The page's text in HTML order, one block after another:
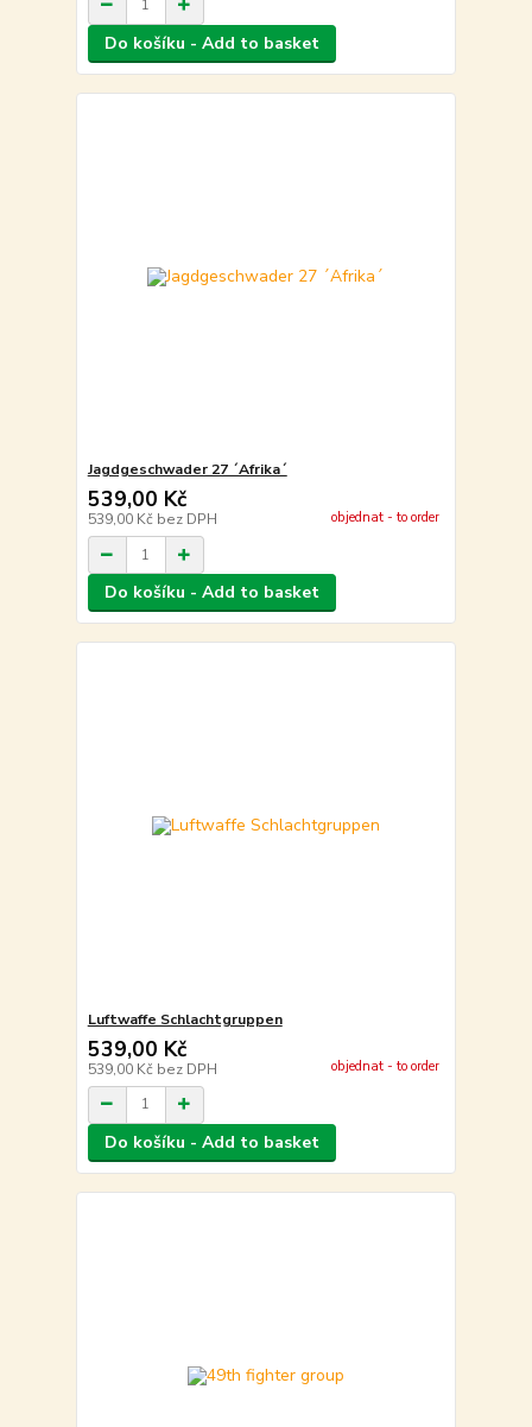
Do košíku - Add to basket
Jagdgeschwader 27 ´Afrika´
539,00 Kč
539,00 Kč bez DPH objednat - to order
Do košíku - Add to basket
Luftwaffe Schlachtgruppen
539,00 Kč
539,00 Kč bez DPH objednat - to order
Do košíku - Add to basket